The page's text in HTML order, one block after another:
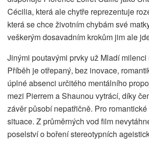
Cécilia, která ale chytře reprezentuje
která se chce životním chybám své
veškerým dosavadním krokům jim ale
Jinými poutavými prvky už Mladí
Příběh je otřepaný, bez inovace,
úplné absenci určitého mentálního
mezi Pierrem a Shaunou vytrácí, díky
závěr působí nepatřičně. Pro
situace. Z průměrných vod film
poselství o boření stereotypních